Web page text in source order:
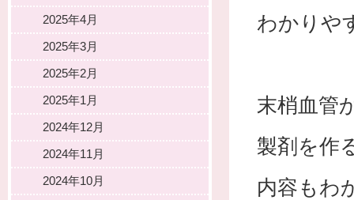
わかりや
末梢血管
製剤を作
内容もわ
2025年4月
2025年3月
2025年2月
2025年1月
2024年12月
2024年11月
2024年10月